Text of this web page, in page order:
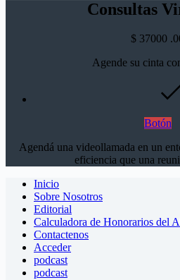
Consultas
$ 37000
Agende su cinta
Botón
Agendá una videollamada en un
eficiencia que una
Inicio
Sobre Nosotros
Editorial
Calculadora de Honorarios del
Contactenos
Acceder
podcast
podcast